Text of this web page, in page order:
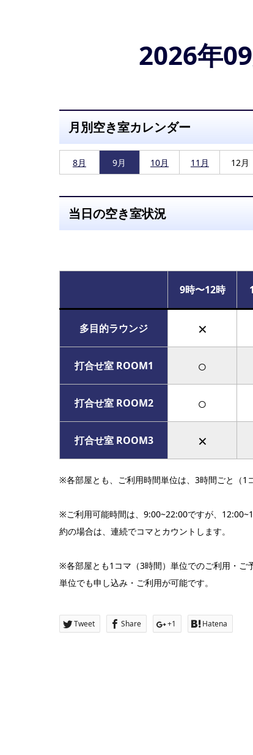
2026年
月別空き室カレンダー
8月 9月 10月 11月 12月
当日の空き室状況
9時〜12時
多目的ラウンジ ×
打合せ室 ROOM1 ○
打合せ室 ROOM2 ○
打合せ室 ROOM3 ×
※各部屋とも、ご利用時間単位は、3時間ごと（1
※ご利用可能時間は、9:00~22:00ですが、
約の場合は、連続でコマとカウントします。
※各部屋とも1コマ（3時間）単位でのご利用・ご
単位でも申し込み・ご利用が可能です。
Tweet Share +1 Hatena